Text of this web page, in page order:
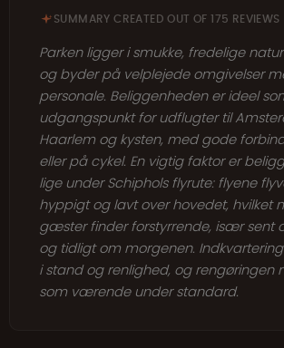
SUMMARY CREATED OUT OF 175 REVIEWS
Parken ligger i smukke, fredelige
og byder på velplejede omgivelser
personale. Beliggenheden er ideel
udgangspunkt for udflugter til
Haarlem og kysten, med gode
eller på cykel. En vigtig faktor er
lige under Schiphols flyrute: flyene
hyppigt og lavt over hovedet, hvilket
gæster finder forstyrrende, især sent
og tidligt om morgenen.
i stand og renlighed, og rengøringen
som værende under standard.